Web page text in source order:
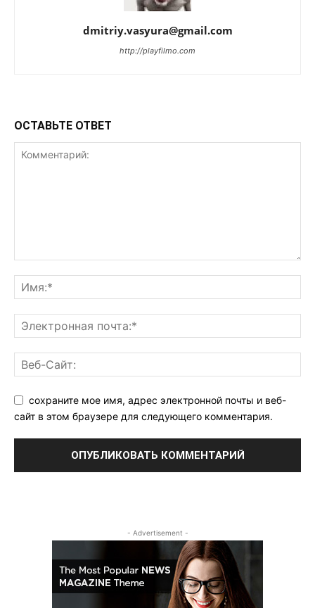
dmitriy.vasyura@gmail.com
http://playfilmo.com
ОСТАВЬТЕ ОТВЕТ
сохраните мое имя, адрес электронной почты и веб-
сайт в этом браузере для следующего комментария.
- Advertisement -